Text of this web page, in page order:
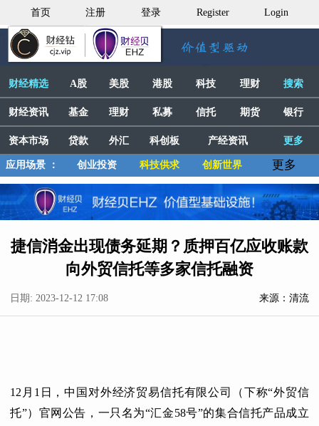
首页 注册 登录 Register Login
财经精选 A股 美股 港股 科技 理财 搜索
财经资讯 基金 理财 私募 信托 期货 银行
资本市场 贷款 外汇 科创板 产经资讯 更多
应用场景 ： 创业投资 科技供求 创新世界 更多
捷信消金出现债务延期？质押百亿应收账款
向外贸信托等多家信托融资
日期: 2023-12-12 17:08 来源：清流
12月1日，中国对外经济贸易信托有限公司（下称“外贸信
托”）官网公告，一只名为“汇金58号”的集合信托产品成立